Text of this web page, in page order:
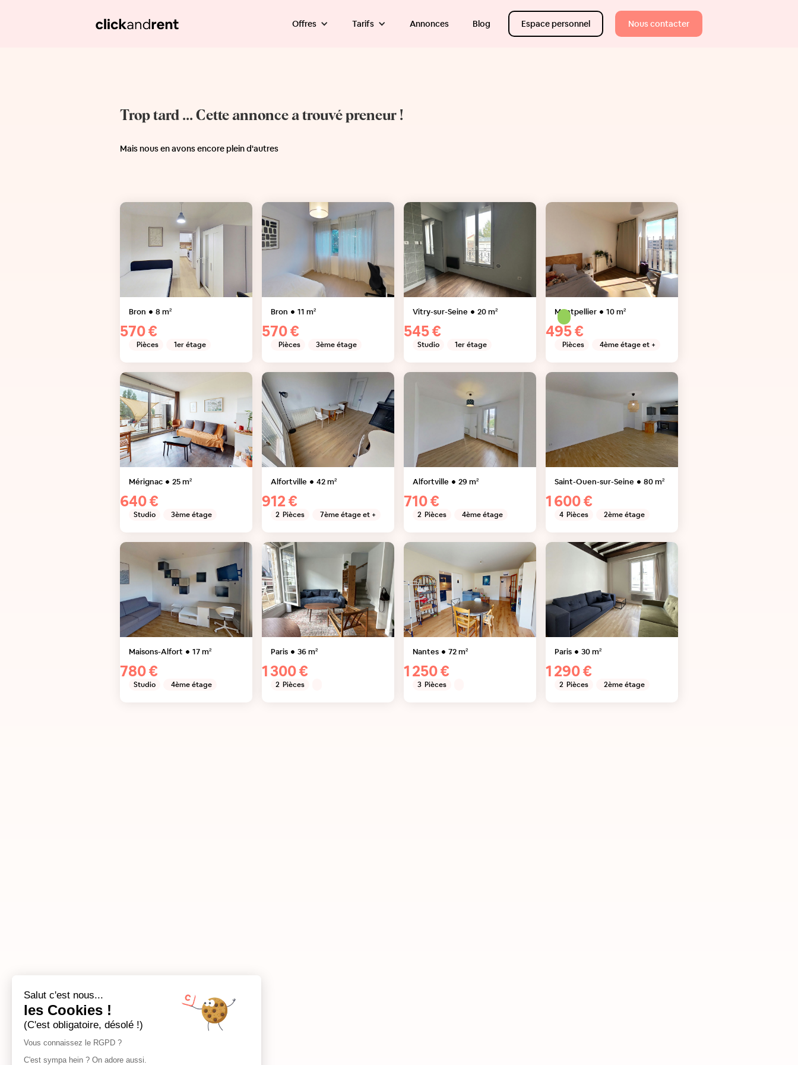
Offres Tarifs Annonces Blog Espace personnel Nous contacter
Trop tard ... Cette annonce a trouvé preneur !
Mais nous en avons encore plein d'autres
Bron 8 m²
570 €
Pièces 1er étage
Bron 11 m²
570 €
Pièces 3ème étage
Vitry-sur-Seine 20m²
545 €
Studio 1er étage
Montpellier 10m²
495 €
Pièces 4ème étage et +
Mérignac 25m²
640 €
Studio 3ème étage
Alfortville 42m²
912 €
2 Pièces 7ème étage et +
Alfortville 29 m²
710 €
2 Pièces 4ème étage
Saint-Ouen-sur-Seine 80m²
1 600 €
4 Pièces 2ème étage
Maisons-Alfort 17m²
780 €
Studio 4ème étage
Paris 36m²
1 300 €
2 Pièces
Nantes 72m²
1 250 €
3 Pièces
Paris 30m²
1 290 €
2 Pièces 2ème étage
Salut c'est nous...
les Cookies !
(C'est obligatoire, désolé !)
Vous connaissez le RGPD ?
C'est sympa hein ? On adore aussi.